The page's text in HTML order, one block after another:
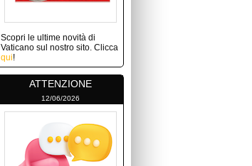
Scopri le ultime novità di
Vaticano sul nostro sito. Clicca
qui!
ATTENZIONE
12/06/2026